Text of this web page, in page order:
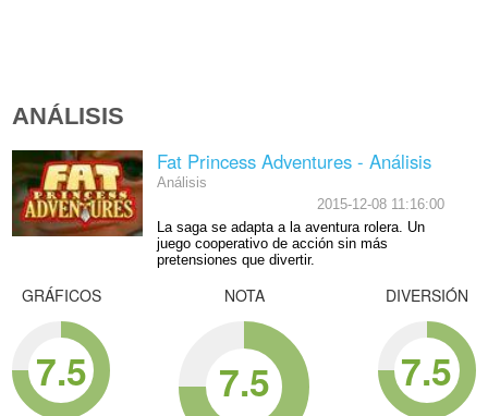
ANÁLISIS
Fat Princess Adventures - Análisis
Análisis
2015-12-08 11:16:00
La saga se adapta a la aventura rolera. Un
juego cooperativo de acción sin más
pretensiones que divertir.
GRÁFICOS
7.5
NOTA
7.5
DIVERSIÓN
7.5